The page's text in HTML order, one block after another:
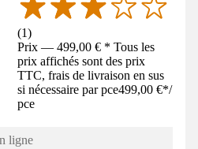
(1)
Prix — 499,00 € * Tous les
prix affichés sont des prix
TTC, frais de livraison en sus
si nécessaire par pce499,00 €*/
pce
ligne